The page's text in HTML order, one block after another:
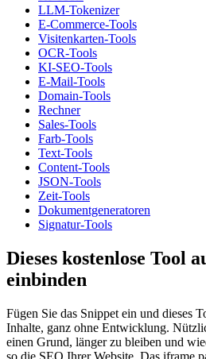
LLM-Tokenizer
E-Commerce-Tools
Visitenkarten-Tools
OCR-Tools
KI-SEO-Tools
E-Mail-Tools
Domain-Tools
Rechner
Sales-Tools
Farb-Tools
Text-Tools
Content-Tools
JSON-Tools
Zeit-Tools
Dokumentgeneratoren
Signatur-Tools
Dieses kostenlose Tool
einbinden
Fügen Sie das Snippet ein und dieses
Inhalte, ganz ohne Entwicklung.
einen Grund, länger zu bleiben und